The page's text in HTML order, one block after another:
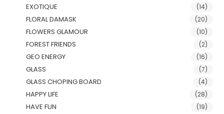
EXOTIQUE (14)
FLORAL DAMASK (20)
FLOWERS GLAMOUR (10)
FOREST FRIENDS (2)
GEO ENERGY (16)
GLASS (7)
GLASS CHOPING BOARD (4)
HAPPY LIFE (28)
HAVE FUN (19)